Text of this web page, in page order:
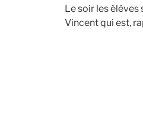
Le soir les
Vincent qui est,